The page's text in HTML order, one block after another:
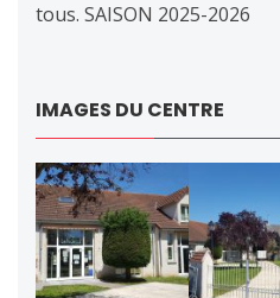
tous. SAISON 2025-2026
IMAGES DU CENTRE